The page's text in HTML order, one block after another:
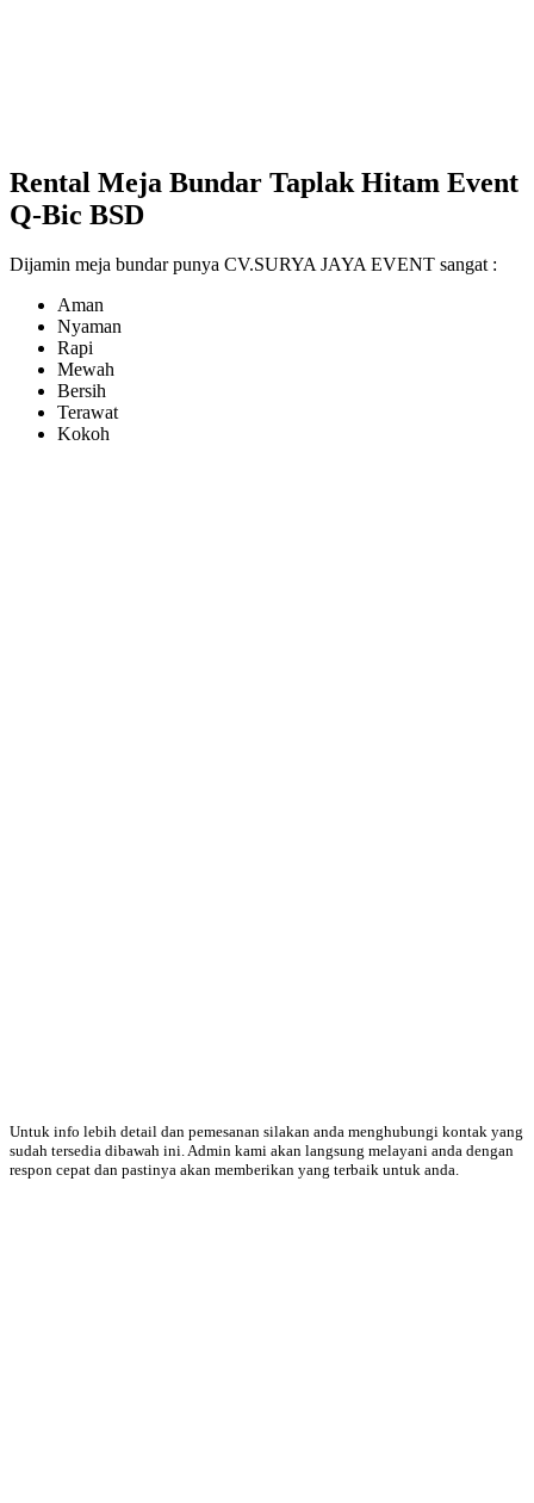
Rental Meja Bundar Taplak Hitam Event
Q-Bic BSD
Dijamin meja bundar punya CV.SURYA JAYA EVENT sangat :
Aman
Nyaman
Rapi
Mewah
Bersih
Terawat
Kokoh
Untuk info lebih detail dan pemesanan silakan anda menghubungi kontak yang
sudah tersedia dibawah ini. Admin kami akan langsung melayani anda dengan
respon cepat dan pastinya akan memberikan yang terbaik untuk anda.